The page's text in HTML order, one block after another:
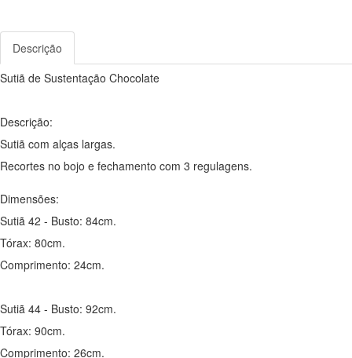
Descrição
Sutiã de Sustentação Chocolate
Descrição:
Sutiã com alças largas.
Recortes no bojo e fechamento com 3 regulagens.
Dimensões:
Sutiã 42 - Busto: 84cm.
Tórax: 80cm.
Comprimento: 24cm.
Sutiã 44 - Busto: 92cm.
Tórax: 90cm.
Comprimento: 26cm.